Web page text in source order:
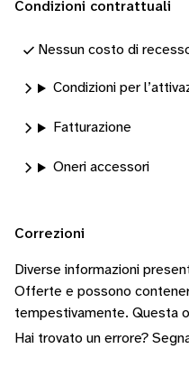
Condizioni contrattuali
Nessun costo di
Condizioni per
Fatturazione
Oneri accessori
Correzioni
Diverse informazioni
Offerte e possono
tempestivamente. Questa
Hai trovato un errore?